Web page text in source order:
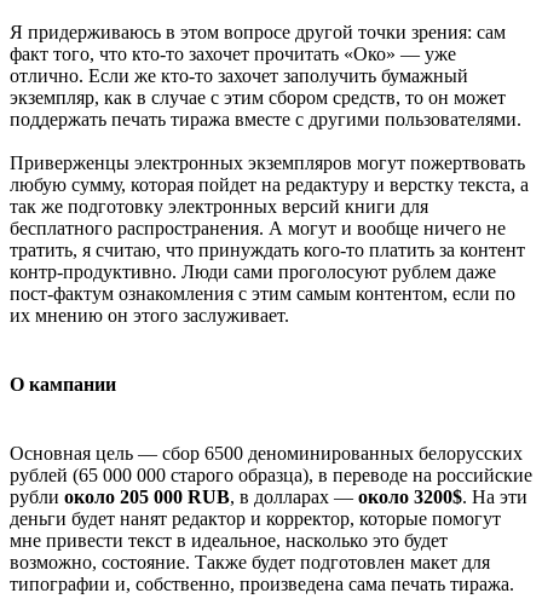
Я придерживаюсь в этом вопросе другой точки зрения: сам
факт того, что кто-то захочет прочитать «Око» — уже
отлично. Если же кто-то захочет заполучить бумажный
экземпляр, как в случае с этим сбором средств, то он может
поддержать печать тиража вместе с другими пользователями.
Приверженцы электронных экземпляров могут пожертвовать
любую сумму, которая пойдет на редактуру и верстку текста, а
так же подготовку электронных версий книги для
бесплатного распространения. А могут и вообще ничего не
тратить, я считаю, что принуждать кого-то платить за контент
контр-продуктивно. Люди сами проголосуют рублем даже
пост-фактум ознакомления с этим самым контентом, если по
их мнению он этого заслуживает.
О кампании
Основная цель — сбор 6500 деноминированных белорусских
рублей (65 000 000 старого образца), в переводе на российские
рубли около 205 000 RUB, в долларах — около 3200$. На эти
деньги будет нанят редактор и корректор, которые помогут
мне привести текст в идеальное, насколько это будет
возможно, состояние. Также будет подготовлен макет для
типографии и, собственно, произведена сама печать тиража.